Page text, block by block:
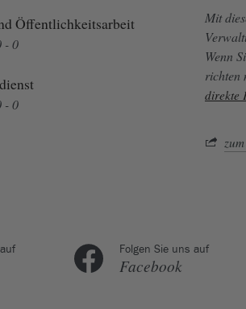
Öffentlichkeitsarbeit
- 0
- 0
Mit
Wenn
richten
direkte
Folgen Sie uns auf
Facebook